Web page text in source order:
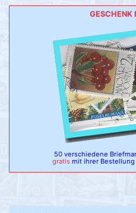
GESCHENK
50 verschiedene
gratis mit ihrer